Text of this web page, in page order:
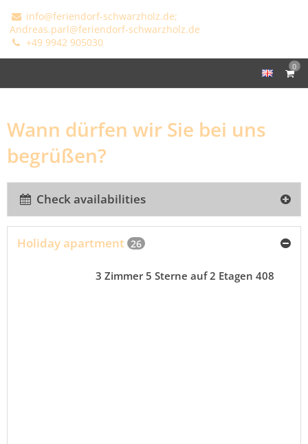
info@feriendorf-schwarzholz.de;
Andreas.parl@feriendorf-schwarzholz.de
+49 9942 905030
0
Wann dürfen wir Sie bei uns
begrüßen?
Check availabilities
Holiday apartment 26
3 Zimmer 5 Sterne auf 2 Etagen 408